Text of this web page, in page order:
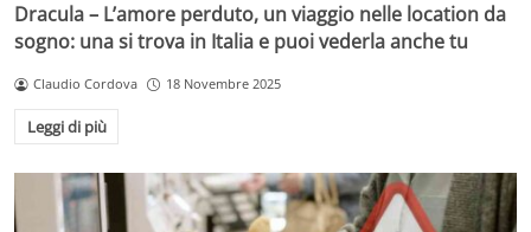
Dracula – L’amore perduto, un viaggio nelle location da
sogno: una si trova in Italia e puoi vederla anche tu
Claudio Cordova 18 Novembre 2025
Leggi di più